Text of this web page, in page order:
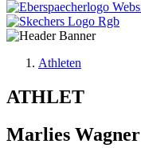
Athleten
ATHLET
Marlies Wagner